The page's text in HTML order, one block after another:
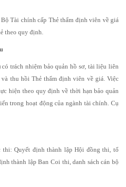
Tài chính cấp Thẻ thẩm định viên về giá
theo quy định.
trách nhiệm bảo quản hồ sơ, tài liệu liên
thu hồi Thẻ thẩm định viên về giá. Việc
hiện theo quy định về thời hạn bảo quản
trong hoạt động của ngành tài chính. Cụ
thi: Quyết định thành lập Hội đồng thi, tổ
thành lập Ban Coi thi, danh sách cán bộ